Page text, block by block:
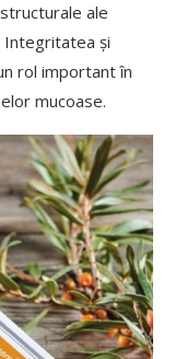
ale
Integritatea și
rol important în
mucoase.